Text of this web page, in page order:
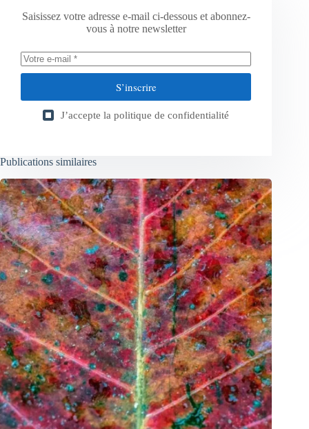
Saisissez votre adresse e-mail ci-dessous et abonnez-
vous à notre newsletter
S’inscrire
J’accepte la politique de confidentialité
Publications similaires